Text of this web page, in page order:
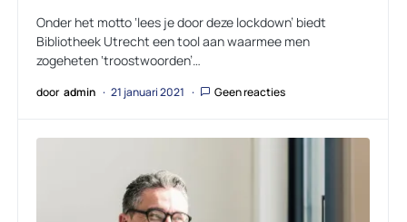
Onder het motto ‘lees je door deze lockdown’ biedt
Bibliotheek Utrecht een tool aan waarmee men
zogeheten ‘troostwoorden’…
door admin 21 januari 2021 Geen reacties